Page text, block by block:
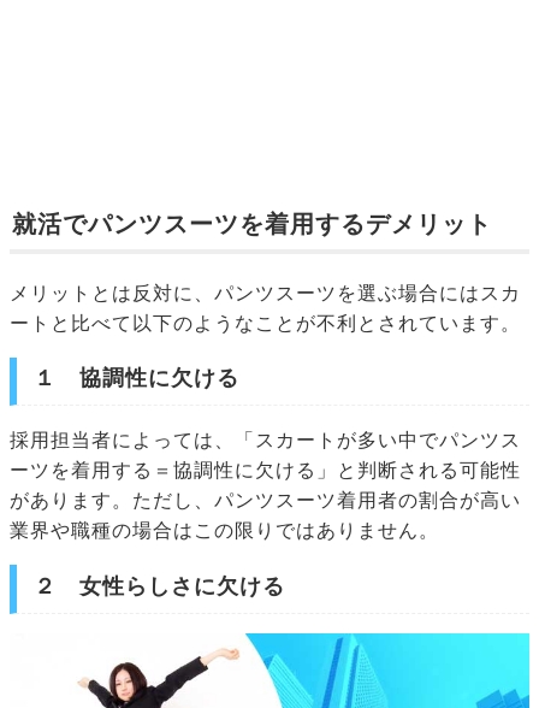
就活でパンツスーツを着用するデメリット
メリットとは反対に、パンツスーツを選ぶ場合にはスカ
ートと比べて以下のようなことが不利とされています。
１ 協調性に欠ける
採用担当者によっては、「スカートが多い中でパンツス
ーツを着用する＝協調性に欠ける」と判断される可能性
があります。ただし、パンツスーツ着用者の割合が高い
業界や職種の場合はこの限りではありません。
２ 女性らしさに欠ける